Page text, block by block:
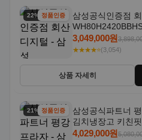
22% 할인정품인증
삼성공식인증점
24kg+20kg 세제자
3,049,000원
★★★★⭐(3,054)
상품 자세히
21% 할인정품인증
삼성공식파트너
김치냉장고 키친
주가전 빌트인 화
4,029,000원